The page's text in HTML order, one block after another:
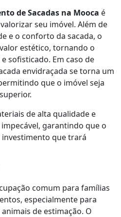
de Sacadas na Mooca é
seu imóvel. Além de
e o conforto da sacada, o
estético, tornando o
sofisticado. Em caso de
envidraçada se torna um
que o imóvel seja
de alta qualidade e
garantindo que o
que trará
comum para famílias
especialmente para
de estimação. O